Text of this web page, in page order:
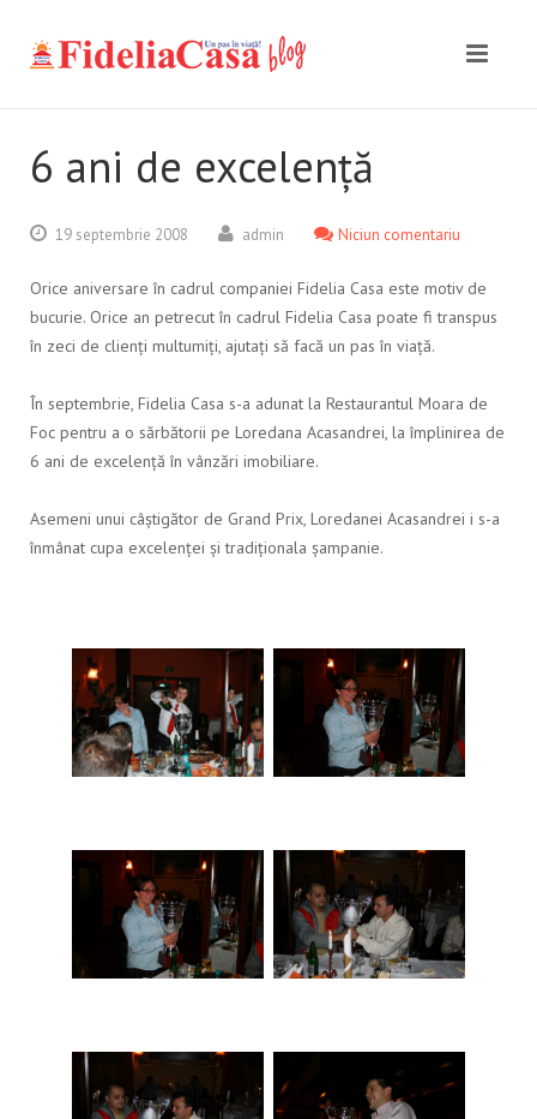
6 ani de excelență
19 septembrie 2008 admin Niciun comentariu
Orice aniversare în cadrul companiei Fidelia Casa este motiv de
bucurie. Orice an petrecut în cadrul Fidelia Casa poate fi transpus
în zeci de clienți multumiți, ajutați să facă un pas în viață.
În septembrie, Fidelia Casa s-a adunat la Restaurantul Moara de
Foc pentru a o sărbătorii pe Loredana Acasandrei, la împlinirea de
6 ani de excelență în vânzări imobiliare.
Asemeni unui câștigător de Grand Prix, Loredanei Acasandrei i s-a
înmânat cupa excelenței și tradiționala șampanie.